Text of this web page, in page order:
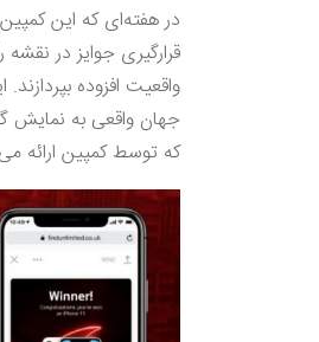
در هفته‌ای که این کمپین
قرارگیری جوایز در
واقعیت افزوده
که توسط کمپین ارائه